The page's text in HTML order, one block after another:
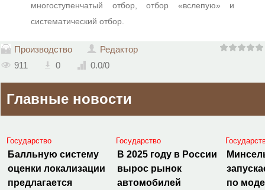
многоступенчатый отбор, отбор «вслепую» и
систематический отбор.
Производство
Редактор
911
0 0.0/0
Главные новости
Государство
Балльную систему
оценки локализации
предлагается
Государство
В 2025 году в России
вырос рынок
автомобилей
по